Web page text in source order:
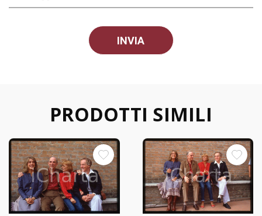
PRODOTTI SIMILI